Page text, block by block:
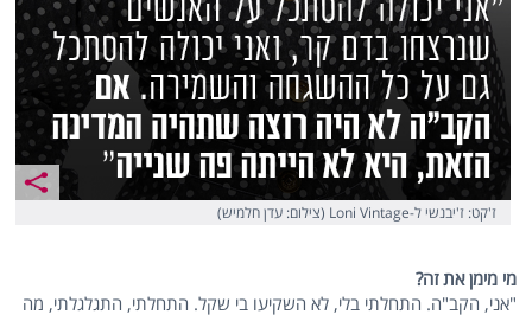
ז'קט: ז'יבנשי ל-Loni Vintage (צילום: עדן חלמיש)
מי מימן את זה?
"אני, הקב"ה. התחלתי בלי, לא השקיעו בי שקל. התחלתי, התגלגלתי, מה